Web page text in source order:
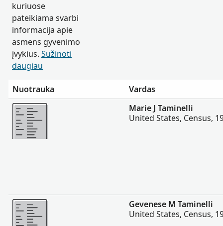
kuriuose
pateikiama svarbi
informacija apie
asmens gyvenimo
įvykius. Sužinoti
daugiau
Nuotrauka
Vardas
Daugiau
Marie J Taminelli
United States, Census,
Daugiau
Gevenese M Taminelli
United States, Census,